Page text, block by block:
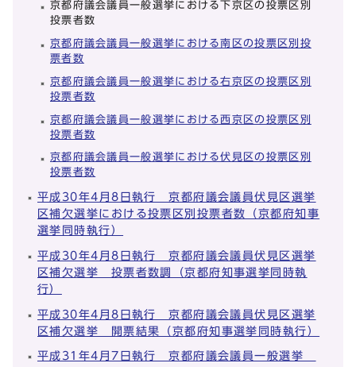
京都府議会議員一般選挙における下京区の投票区別
投票者数
京都府議会議員一般選挙における南区の投票区別投
票者数
京都府議会議員一般選挙における右京区の投票区別
投票者数
京都府議会議員一般選挙における西京区の投票区別
投票者数
京都府議会議員一般選挙における伏見区の投票区別
投票者数
平成30年4月8日執行 京都府議会議員伏見区選挙
区補欠選挙における投票区別投票者数（京都府知事
選挙同時執行）
平成30年4月8日執行 京都府議会議員伏見区選挙
区補欠選挙 投票者数調（京都府知事選挙同時執
行）
平成30年4月8日執行 京都府議会議員伏見区選挙
区補欠選挙 開票結果（京都府知事選挙同時執行）
平成31年4月7日執行 京都府議会議員一般選挙